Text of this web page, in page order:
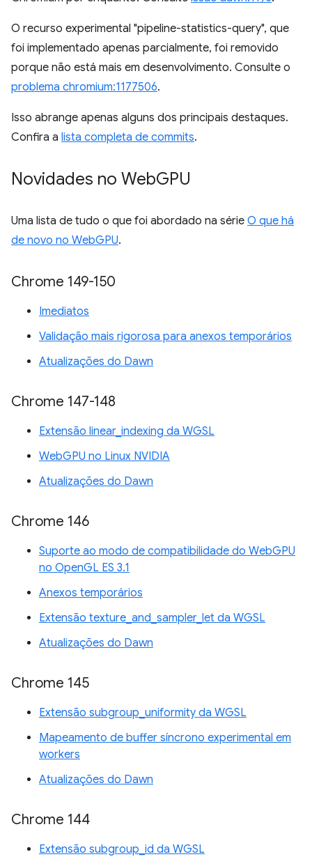
O recurso experimental "pipeline-statistics-query", que
foi implementado apenas parcialmente, foi removido
porque não está mais em desenvolvimento. Consulte o
problema chromium:1177506.
Isso abrange apenas alguns dos principais destaques.
Confira a lista completa de commits.
Novidades no WebGPU
Uma lista de tudo o que foi abordado na série O que há
de novo no WebGPU.
Chrome 149-150
Imediatos
Validação mais rigorosa para anexos temporários
Atualizações do Dawn
Chrome 147-148
Extensão linear_indexing da WGSL
WebGPU no Linux NVIDIA
Atualizações do Dawn
Chrome 146
Suporte ao modo de compatibilidade do WebGPU
no OpenGL ES 3.1
Anexos temporários
Extensão texture_and_sampler_let da WGSL
Atualizações do Dawn
Chrome 145
Extensão subgroup_uniformity da WGSL
Mapeamento de buffer síncrono experimental em
workers
Atualizações do Dawn
Chrome 144
Extensão subgroup_id da WGSL